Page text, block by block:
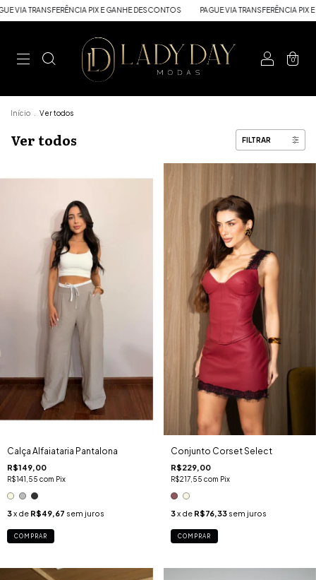
E GANHE DESCONTOS PAGUE VIA TRANSFERÊNCIA PIX E GANHE DESCONTOS
0
Início Ver todos
Ver todos FILTRAR
Calça Alfaiataria Pantalona
R$149,00
R$141,55 com Pix
3x de R$49,67 sem juros
COMPRAR
Conjunto Corset Select
R$229,00
R$217,55 com Pix
3x de R$76,33 sem juros
COMPRAR